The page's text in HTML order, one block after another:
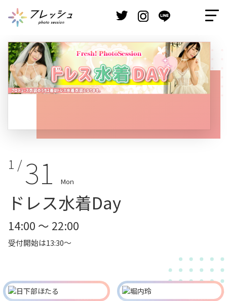
1 / 31 Mon
ドレス水着Day
14:00 ～ 22:00
受付開始は13:30～